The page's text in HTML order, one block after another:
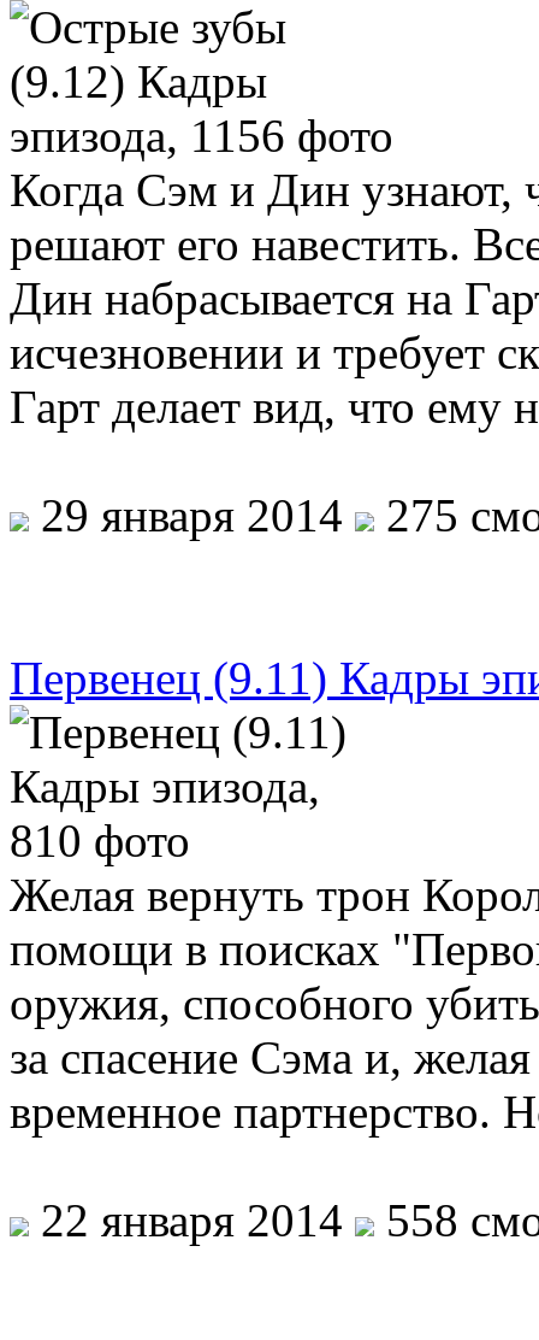
Когда Сэм и Дин узнают,
решают его навестить.
Дин набрасывается на
исчезновении и требует
Гарт делает вид, что
29 января 2014 275
Первенец (9.11) Кадры
Желая вернуть трон
помощи в поисках
оружия, способного
за спасение Сэма и,
временное
22 января 2014 558